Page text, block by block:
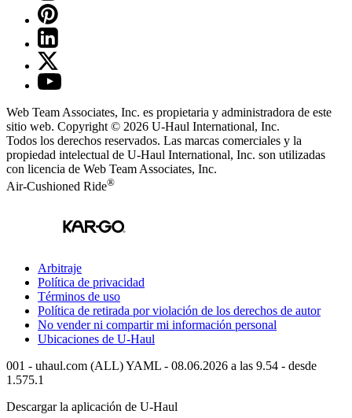
Web Team Associates, Inc. es propietaria y administradora de este
sitio web. Copyright © 2026 U-Haul International, Inc.
Todos los derechos reservados. Las marcas comerciales y la
propiedad intelectual de U-Haul International, Inc. son utilizadas
con licencia de Web Team Associates, Inc.
Air-Cushioned Ride®
Arbitraje
Política de privacidad
Términos de uso
Política de retirada por violación de los derechos de autor
No vender ni compartir mi información personal
Ubicaciones de U-Haul
001 - uhaul.com (ALL) YAML - 08.06.2026 a las 9.54 - desde
1.575.1
Descargar la aplicación de U-Haul